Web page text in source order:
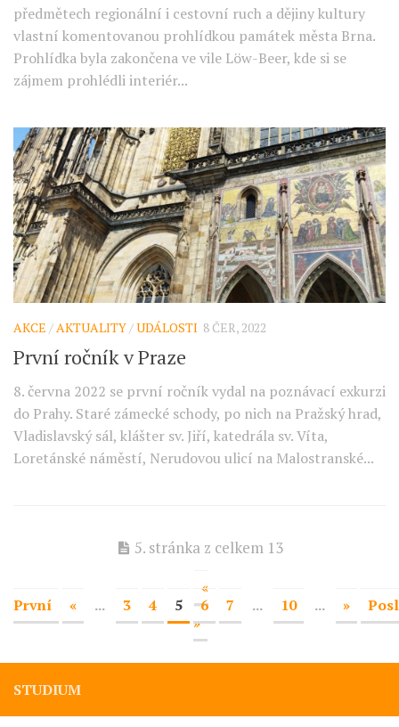
předmětech regionální i cestovní ruch a dějiny kultury
vlastní komentovanou prohlídkou památek města Brna.
Prohlídka byla zakončena ve vile Löw-Beer, kde si se
zájmem prohlédli interiér...
AKCE / AKTUALITY /UDÁLOSTI 8 ČER, 2022
První ročník v Praze
8. června 2022 se první ročník vydal na poznávací exkurzi
do Prahy. Staré zámecké schody, po nich na Pražský hrad,
Vladislavský sál, klášter sv. Jiří, katedrála sv. Víta,
Loretánské náměstí, Nerudovou ulicí na Malostranské...
5. stránka z celkem 13
«
První
« ... 3 4 5 6 7 ... 10 ... »
»
STUDIUM